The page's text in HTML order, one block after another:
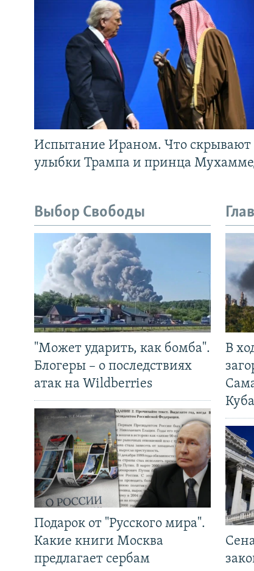
Испытание Ираном. Что скрывают
улыбки Трампа и принца
Выбор Свободы
"Может ударить, как бомба".
Блогеры – о последствиях
атак на Wildberries
Подарок от "Русского мира".
Какие книги Москва
предлагает сербам
В